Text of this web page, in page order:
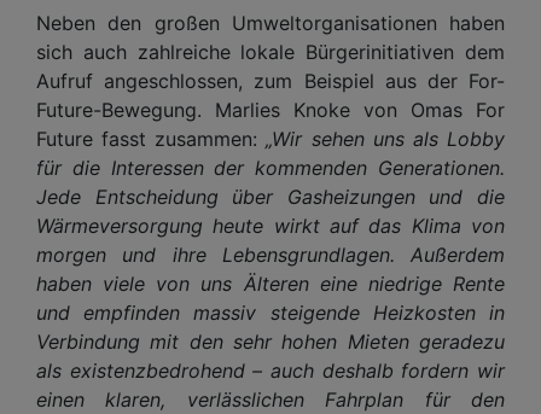
Neben den großen Umweltorganisationen haben
sich auch zahlreiche lokale Bürgerinitiativen dem
Aufruf angeschlossen, zum Beispiel aus der For-
Future-Bewegung. Marlies Knoke von Omas For
Future fasst zusammen: „Wir sehen uns als Lobby
für die Interessen der kommenden Generationen.
Jede Entscheidung über Gasheizungen und die
Wärmeversorgung heute wirkt auf das Klima von
morgen und ihre Lebensgrundlagen. Außerdem
haben viele von uns Älteren eine niedrige Rente
und empfinden massiv steigende Heizkosten in
Verbindung mit den sehr hohen Mieten geradezu
als existenzbedrohend – auch deshalb fordern wir
einen klaren, verlässlichen Fahrplan für den